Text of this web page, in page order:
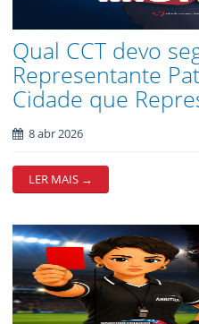
Qual CCT devo
Representante
Cidade que
8 abr 2026
LER MAIS →